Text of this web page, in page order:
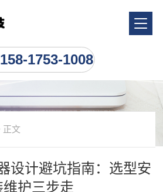
158-1753-1008
正文
设计避坑指南：选型安
维护三步走